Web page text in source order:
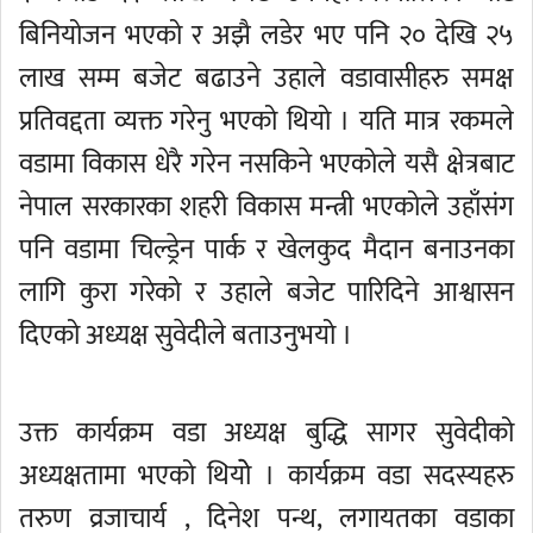
बिनियोजन भएको र अझै लडेर भए पनि २० देखि २५
लाख सम्म बजेट बढाउने उहाले वडावासीहरु समक्ष
प्रतिवद्दता व्यक्त गरेनु भएको थियो । यति मात्र रकमले
वडामा विकास धेरै गरेन नसकिने भएकोले यसै क्षेत्रबाट
नेपाल सरकारका शहरी विकास मन्त्री भएकोले उहाँसंग
पनि वडामा चिल्ड्रेन पार्क र खेलकुद मैदान बनाउनका
लागि कुरा गरेको र उहाले बजेट पारिदिने आश्वासन
दिएको अध्यक्ष सुवेदीले बताउनुभयो ।
उक्त कार्यक्रम वडा अध्यक्ष बुद्धि सागर सुवेदीको
अध्यक्षतामा भएको थियोे । कार्यक्रम वडा सदस्यहरु
तरुण व्रजाचार्य , दिनेश पन्थ, लगायतका वडाका